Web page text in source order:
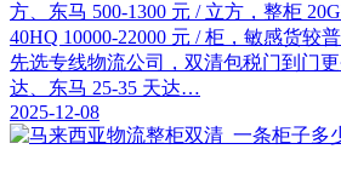
方、东马 500-1300 元 / 立方，整柜
40HQ 10000-22000 元 / 柜，敏感货较
先选专线物流公司，双清包税门到门
达、东马 25-35 天达…
2025-12-08